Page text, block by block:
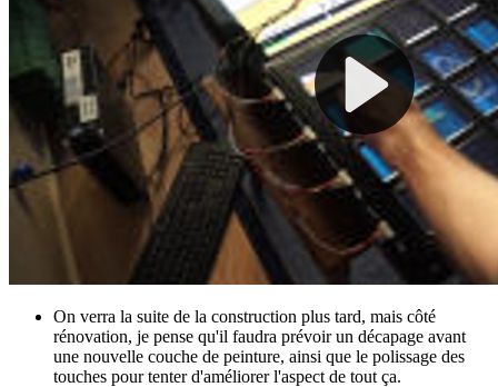
On verra la suite de la construction plus tard, mais côté
rénovation, je pense qu'il faudra prévoir un décapage avant
une nouvelle couche de peinture, ainsi que le polissage des
touches pour tenter d'améliorer l'aspect de tout ça.